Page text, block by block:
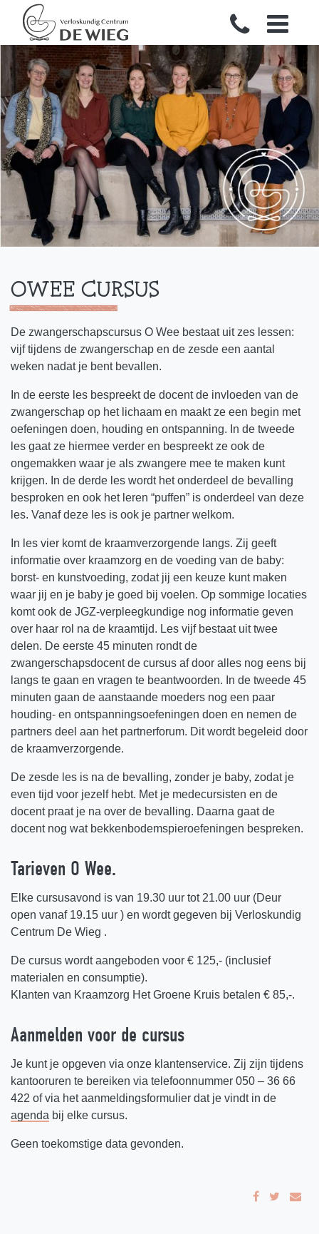
OWEE CURSUS
De zwangerschapscursus O Wee bestaat uit zes lessen:
vijf tijdens de zwangerschap en de zesde een aantal
weken nadat je bent bevallen.
In de eerste les bespreekt de docent de invloeden van de
zwangerschap op het lichaam en maakt ze een begin met
oefeningen doen, houding en ontspanning. In de tweede
les gaat ze hiermee verder en bespreekt ze ook de
ongemakken waar je als zwangere mee te maken kunt
krijgen. In de derde les wordt het onderdeel de bevalling
besproken en ook het leren “puffen” is onderdeel van deze
les. Vanaf deze les is ook je partner welkom.
In les vier komt de kraamverzorgende langs. Zij geeft
informatie over kraamzorg en de voeding van de baby:
borst- en kunstvoeding, zodat jij een keuze kunt maken
waar jij en je baby je goed bij voelen. Op sommige locaties
komt ook de JGZ-verpleegkundige nog informatie geven
over haar rol na de kraamtijd. Les vijf bestaat uit twee
delen. De eerste 45 minuten rondt de
zwangerschapsdocent de cursus af door alles nog eens bij
langs te gaan en vragen te beantwoorden. In de tweede 45
minuten gaan de aanstaande moeders nog een paar
houding- en ontspanningsoefeningen doen en nemen de
partners deel aan het partnerforum. Dit wordt begeleid door
de kraamverzorgende.
De zesde les is na de bevalling, zonder je baby, zodat je
even tijd voor jezelf hebt. Met je medecursisten en de
docent praat je na over de bevalling. Daarna gaat de
docent nog wat bekkenbodemspieroefeningen bespreken.
Tarieven O Wee.
Elke cursusavond is van 19.30 uur tot 21.00 uur (Deur
open vanaf 19.15 uur ) en wordt gegeven bij Verloskundig
Centrum De Wieg .
De cursus wordt aangeboden voor € 125,- (inclusief
materialen en consumptie).
Klanten van Kraamzorg Het Groene Kruis betalen € 85,-.
Aanmelden voor de cursus
Je kunt je opgeven via onze klantenservice. Zij zijn tijdens
kantooruren te bereiken via telefoonnummer 050 – 36 66
422 of via het aanmeldingsformulier dat je vindt in de
agenda bij elke cursus.
Geen toekomstige data gevonden.